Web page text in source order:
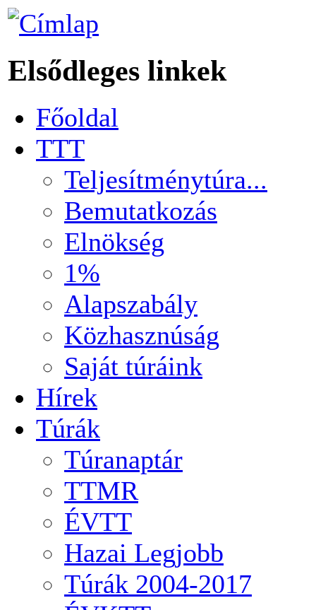
Elsődleges linkek
Főoldal
TTT
Teljesítménytúra...
Bemutatkozás
Elnökség
1%
Alapszabály
Közhasznúság
Saját túráink
Hírek
Túrák
Túranaptár
TTMR
ÉVTT
Hazai Legjobb
Túrák 2004-2017